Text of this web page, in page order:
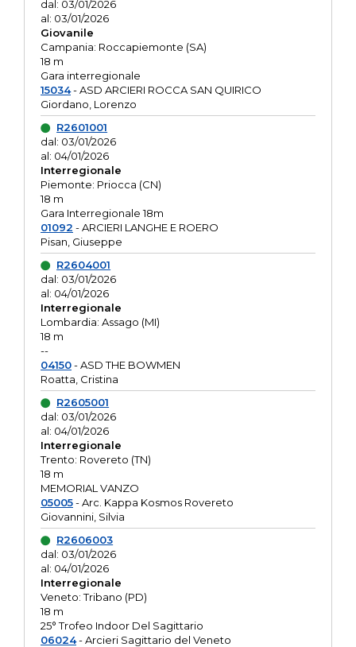
dal: 03/01/2026
al: 03/01/2026
Giovanile
Campania: Roccapiemonte (SA)
18 m
Gara interregionale
15034- ASD ARCIERI ROCCA SAN QUIRICO
Giordano, Lorenzo
R2601001
dal: 03/01/2026
al: 04/01/2026
Interregionale
Piemonte: Priocca (CN)
18 m
Gara Interregionale 18m
01092 - ARCIERI LANGHE E ROERO
Pisan, Giuseppe
R2604001
dal: 03/01/2026
al: 04/01/2026
Interregionale
Lombardia: Assago (MI)
18 m
--
04150- ASD THE BOWMEN
Roatta, Cristina
R2605001
dal: 03/01/2026
al: 04/01/2026
Interregionale
Trento: Rovereto (TN)
18 m
MEMORIAL VANZO
05005- Arc. Kappa Kosmos Rovereto
Giovannini, Silvia
R2606003
dal: 03/01/2026
al: 04/01/2026
Interregionale
Veneto: Tribano (PD)
18 m
25° Trofeo Indoor Del Sagittario
06024- Arcieri Sagittario del Veneto